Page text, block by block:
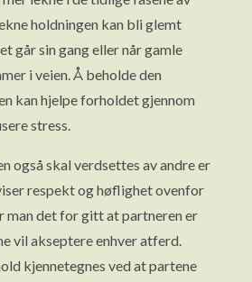
holdningen kan bli glemt
går sin gang eller når gamle
i veien. Å beholde den
kan hjelpe forholdet gjennom
stress.
også skal verdsettes av andre er
respekt og høflighet ovenfor
man det for gitt at partneren er
vil akseptere enhver atferd.
kjennetegnes ved at partene